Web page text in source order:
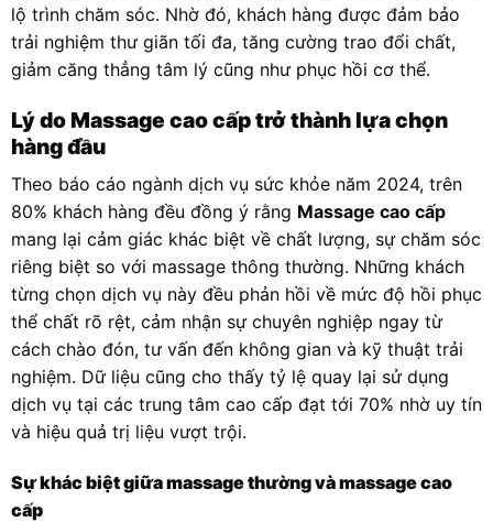
lộ trình chăm sóc. Nhờ đó, khách hàng được đảm bảo
trải nghiệm thư giãn tối đa, tăng cường trao đổi chất,
giảm căng thẳng tâm lý cũng như phục hồi cơ thể.
Lý do Massage cao cấp trở thành lựa chọn
hàng đầu
Theo báo cáo ngành dịch vụ sức khỏe năm 2024, trên
80% khách hàng đều đồng ý rằng Massage cao cấp
mang lại cảm giác khác biệt về chất lượng, sự chăm sóc
riêng biệt so với massage thông thường. Những khách
từng chọn dịch vụ này đều phản hồi về mức độ hồi phục
thể chất rõ rệt, cảm nhận sự chuyên nghiệp ngay từ
cách chào đón, tư vấn đến không gian và kỹ thuật trải
nghiệm. Dữ liệu cũng cho thấy tỷ lệ quay lại sử dụng
dịch vụ tại các trung tâm cao cấp đạt tới 70% nhờ uy tín
và hiệu quả trị liệu vượt trội.
Sự khác biệt giữa massage thường và massage cao
cấp